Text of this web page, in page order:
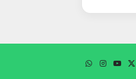
فیسبوکایکس یوتیوباینستاگرام